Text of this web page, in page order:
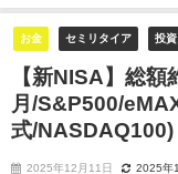
お金 セミリタイア 投資
【新NISA】総
月/S&P500/
式/NASDAQ100)
2025年12月11日 2025年